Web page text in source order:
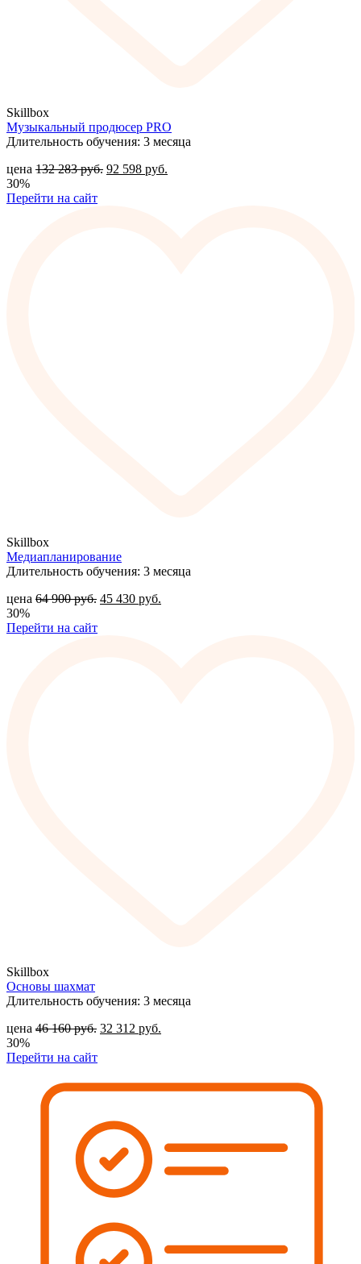
Skillbox
Музыкальный продюсер PRO
Длительность обучения: 3 месяца
цена 132 283руб. 92 598 руб.
30%
Перейти на сайт
Skillbox
Медиапланирование
Длительность обучения: 3 месяца
цена 64 900руб. 45 430 руб.
30%
Перейти на сайт
Skillbox
Основы шахмат
Длительность обучения: 3 месяца
цена 46 160руб. 32 312 руб.
30%
Перейти на сайт